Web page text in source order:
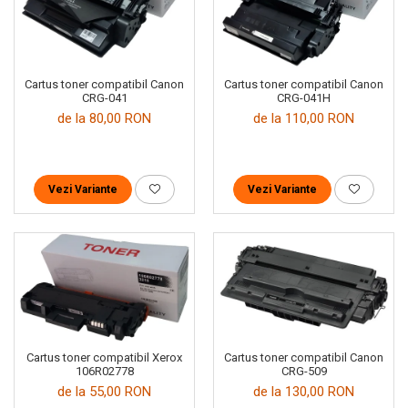
Cartus toner compatibil Canon
CRG-041
de la 80,00 RON
Vezi Variante
Cartus toner compatibil Canon
CRG-041H
de la 110,00 RON
Vezi Variante
Cartus toner compatibil Xerox
106R02778
de la 55,00 RON
Cartus toner compatibil Canon
CRG-509
de la 130,00 RON